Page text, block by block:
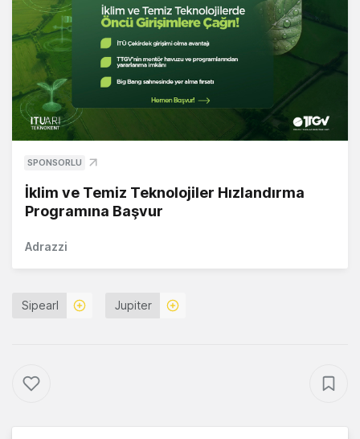
SPONSORLU
İklim ve Temiz Teknolojiler Hızlandırma
Programına Başvur
Adrazzi
Sipearl Jupiter